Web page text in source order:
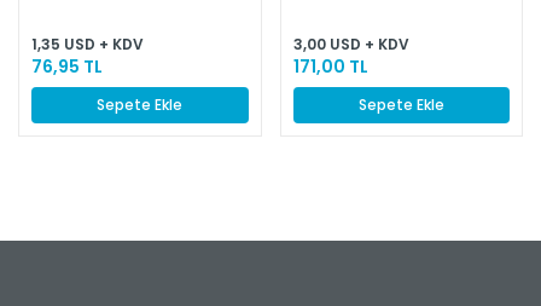
1,35 USD + KDV
76,95 TL
Sepete Ekle
3,00 USD + KDV
171,00 TL
Sepete Ekle